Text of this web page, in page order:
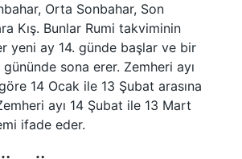
Orta Sonbahar, Son
Kış. Bunlar Rumi takviminin
yeni ay 14. günde başlar ve bir
gününde sona erer. Zemheri ayı
14 Ocak ile 13 Şubat arasına
ayı 14 Şubat ile 13 Mart
ifade eder.